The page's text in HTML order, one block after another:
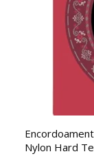
Nylon Hard